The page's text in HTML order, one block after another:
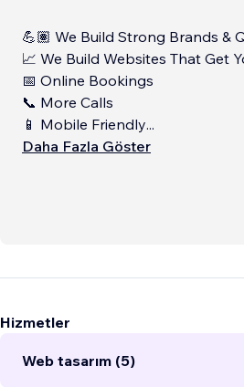
💪🏽 We Build Strong Brands &
📈 We Build Websites That Get
📅 Online Bookings
📞 More Calls
📱 Mobile Friendly...
Daha Fazla Göster
Hizmetler
Web tasarım (5)